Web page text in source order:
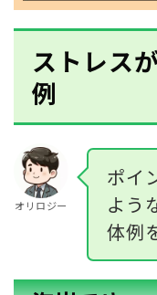
ストレス
例
オリロジー
ポイ
よう
体例